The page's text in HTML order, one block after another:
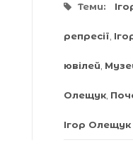
Теми:
репресії,
ювілей,
Олещук,
Ігор Олещук